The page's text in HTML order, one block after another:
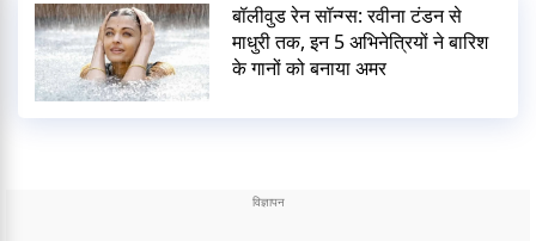
बॉलीवुड रेन सॉन्ग्स: रवीना टंडन से
माधुरी तक, इन 5 अभिनेत्रियों ने बारिश
के गानों को बनाया अमर